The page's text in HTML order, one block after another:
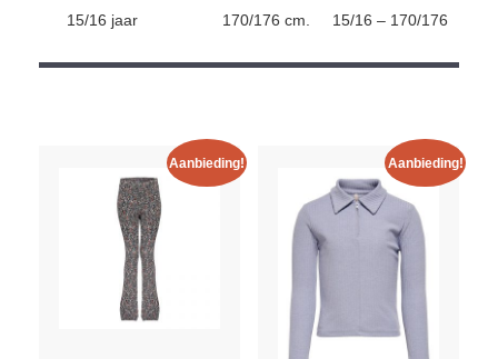
15/16 jaar 170/176 cm. 15/16 – 170/176
Aanbieding! Aanbieding!